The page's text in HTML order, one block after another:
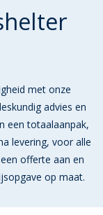
met onze
advies en
een totaalaanpak,
levering, voor alle
offerte aan en
op maat.